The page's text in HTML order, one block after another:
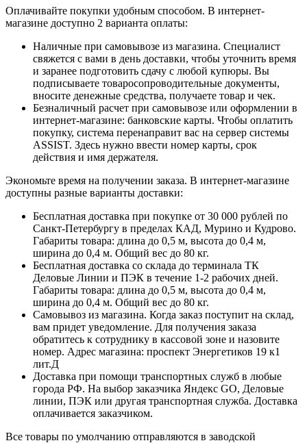
Оплачивайте покупки удобным способом. В интернет-
магазине доступно 2 варианта оплаты:
Наличные при самовывозе из магазина. Специалист
свяжется с вами в день доставки, чтобы уточнить время
и заранее подготовить сдачу с любой купюры. Вы
подписываете товаросопроводительные документы,
вносите денежные средства, получаете товар и чек.
Безналичный расчет при самовывозе или оформлении в
интернет-магазине: банковские карты. Чтобы оплатить
покупку, система перенаправит вас на сервер системы
ASSIST. Здесь нужно ввести номер карты, срок
действия и имя держателя.
Экономьте время на получении заказа. В интернет-магазине
доступны разные варианты доставки:
Бесплатная доставка при покупке от 30 000 рублей по
Санкт-Петербургу в пределах КАД, Мурино и Кудрово.
Габариты товара: длина до 0,5 м, высота до 0,4 м,
ширина до 0,4 м. Общий вес до 80 кг.
Бесплатная доставка со склада до терминала ТК
Деловые Линии и ПЭК в течение 1-2 рабочих дней.
Габариты товара: длина до 0,5 м, высота до 0,4 м,
ширина до 0,4 м. Общий вес до 80 кг.
Самовывоз из магазина. Когда заказ поступит на склад,
вам придет уведомление. Для получения заказа
обратитесь к сотруднику в кассовой зоне и назовите
номер. Адрес магазина: проспект Энергетиков 19 к1
лит.Д
Доставка при помощи транспортных служб в любые
города РФ. На выбор заказчика Яндекс GO, Деловые
линии, ПЭК или другая транспортная служба. Доставка
оплачивается заказчиком.
Все товары по умолчанию отправляются в заводской